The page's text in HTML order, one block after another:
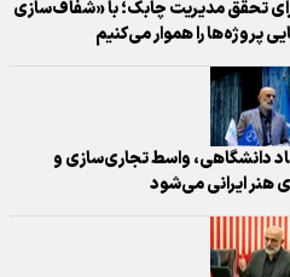
تحقق مدیریت چابک؛ با «شفاف‌سازی
پروژه‌ها را هموار می‌کنیم
دانشگاهی، واسط تجاری‌سازی و
هنر ایرانی می‌شود